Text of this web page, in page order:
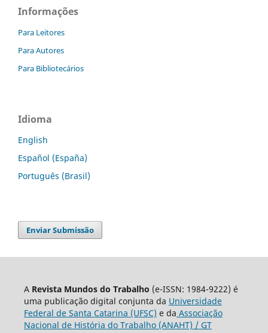
Informações
Para Leitores
Para Autores
Para Bibliotecários
Idioma
English
Español (España)
Português (Brasil)
Enviar Submissão
A Revista Mundos do Trabalho (e-ISSN: 1984-9222) é
uma publicação digital conjunta da Universidade
Federal de Santa Catarina (UFSC) e da Associação
Nacional de História do Trabalho (ANAHT) / GT